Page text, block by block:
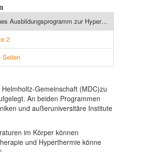
Neues Ausbildungsprogramm zur Hyperthermie im Rahmen multimodaler Krebstherapien
2
Seiten
Gemeinschaft (MDC)zu
An beiden Programmen
und außeruniversitäre Institute
im Körper können
und Hyperthermie könne